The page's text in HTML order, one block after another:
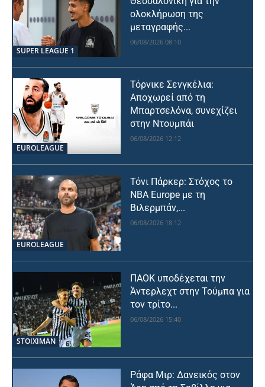
SUPER LEAGUE 1
ολοκλήρωση της
μεταγραφής...
06/08/2026 08:10
EUROLEAGUE
Τόρνικε Σενγκέλια:
Αποχωρεί από τη
Μπαρτσελόνα, συνεχίζει
στην Ντουμπάι
06/08/2026 12:12
EUROLEAGUE
Τόνι Πάρκερ: Στόχος το
NBA Europe με τη
Βιλερμπάν,...
06/08/2026 18:12
STOIXIMAN
ΠΑΟΚ υποδέχεται την
Άντερλεχτ στην Τούμπα για
τον τρίτο...
06/08/2026 15:40
Ράφα Μιρ: Δανεικός στον